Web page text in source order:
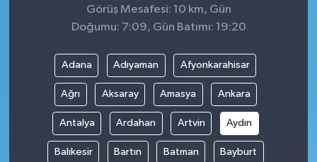
Görüş Mesafesi: 10 km, Gün
Doğumu: 7:09, Gün Batımı: 19:20
Adana Adıyaman Afyonkarahisar
Ağrı Aksaray Amasya Ankara
Antalya Ardahan Artvin Aydın
Balıkesir Bartın Batman Bayburt